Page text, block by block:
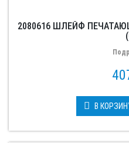
2080616 ШЛЕЙФ
В